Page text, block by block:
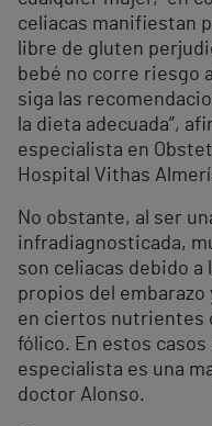
celiacas manifiestan
libre de gluten
bebé no corre riesgo
siga las
la dieta adecuada”,
especialista en
Hospital Vithas
No obstante, al ser
infradiagnosticada,
son celiacas debido a
propios del embarazo
en ciertos nutrientes
fólico. En estos
especialista es una
doctor Alonso.